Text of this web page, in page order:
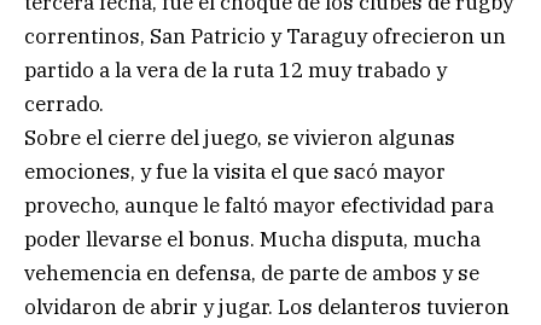
correntinos, San Patricio y Taraguy ofrecieron un
partido a la vera de la ruta 12 muy trabado y
cerrado.
Sobre el cierre del juego, se vivieron algunas
emociones, y fue la visita el que sacó mayor
provecho, aunque le faltó mayor efectividad para
poder llevarse el bonus. Mucha disputa, mucha
vehemencia en defensa, de parte de ambos y se
olvidaron de abrir y jugar. Los delanteros tuvieron